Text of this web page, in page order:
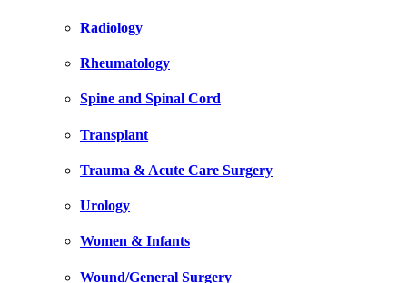
Radiology
Rheumatology
Spine and Spinal Cord
Transplant
Trauma & Acute Care Surgery
Urology
Women & Infants
Wound/General Surgery